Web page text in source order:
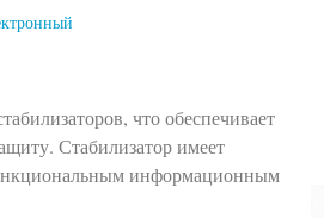
что обеспечивает
Стабилизатор имеет
информационным